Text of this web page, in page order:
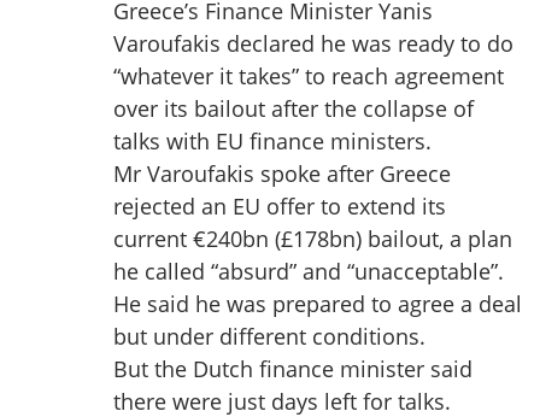
Greece’s Finance Minister Yanis
Varoufakis declared he was ready to do
“whatever it takes” to reach agreement
over its bailout after the collapse of
talks with EU finance ministers.
Mr Varoufakis spoke after Greece
rejected an EU offer to extend its
current €240bn (£178bn) bailout, a plan
he called “absurd” and “unacceptable”.
He said he was prepared to agree a deal
but under different conditions.
But the Dutch finance minister said
there were just days left for talks.